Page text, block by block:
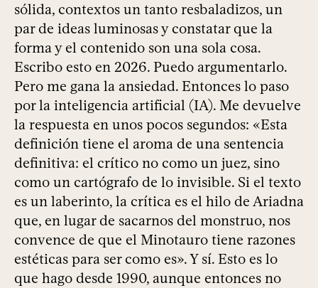
sólida, contextos un tanto resbaladizos, un
par de ideas luminosas y constatar que la
forma y el contenido son una sola cosa.
Escribo esto en 2026. Puedo argumentarlo.
Pero me gana la ansiedad. Entonces lo paso
por la inteligencia artificial (IA). Me devuelve
la respuesta en unos pocos segundos: «Esta
definición tiene el aroma de una sentencia
definitiva: el crítico no como un juez, sino
como un cartógrafo de lo invisible. Si el texto
es un laberinto, la crítica es el hilo de Ariadna
que, en lugar de sacarnos del monstruo, nos
convence de que el Minotauro tiene razones
estéticas para ser como es». Y sí. Esto es lo
que hago desde 1990, aunque entonces no